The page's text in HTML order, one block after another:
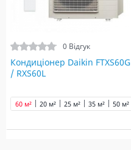
0 Відгук
Кондиціонер Daikin FTXS60G
/ RXS60L
20 м² 25 м² 35 м² 50 м²
60 м²